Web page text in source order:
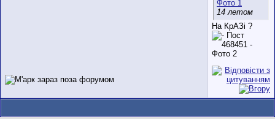
14 летом
На КрАЗі ?